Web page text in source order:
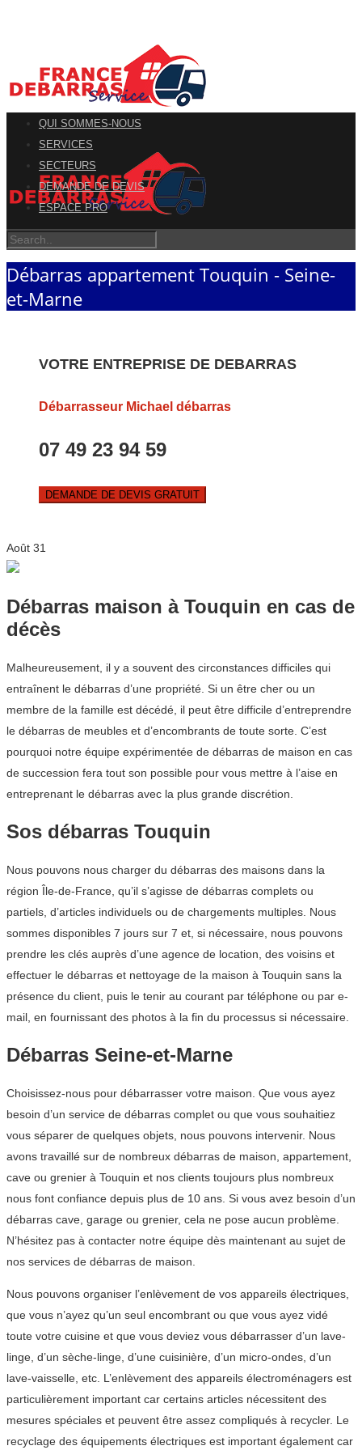
QUI SOMMES-NOUS
SERVICES
SECTEURS
DEMANDE DE DEVIS
ESPACE PRO
Débarras appartement Touquin - Seine-
et-Marne
VOTRE ENTREPRISE DE DEBARRAS
Débarrasseur Michael débarras
07 49 23 94 59
DEMANDE DE DEVIS GRATUIT
Août 31
Débarras maison à Touquin en cas de
décès
Malheureusement, il y a souvent des circonstances difficiles qui
entraînent le débarras d’une propriété. Si un être cher ou un
membre de la famille est décédé, il peut être difficile d’entreprendre
le débarras de meubles et d’encombrants de toute sorte. C’est
pourquoi notre équipe expérimentée de débarras de maison en cas
de succession fera tout son possible pour vous mettre à l’aise en
entreprenant le débarras avec la plus grande discrétion.
Sos débarras Touquin
Nous pouvons nous charger du débarras des maisons dans la
région Île-de-France, qu’il s’agisse de débarras complets ou
partiels, d’articles individuels ou de chargements multiples. Nous
sommes disponibles 7 jours sur 7 et, si nécessaire, nous pouvons
prendre les clés auprès d’une agence de location, des voisins et
effectuer le débarras et nettoyage de la maison à Touquin sans la
présence du client, puis le tenir au courant par téléphone ou par e-
mail, en fournissant des photos à la fin du processus si nécessaire.
Débarras Seine-et-Marne
Choisissez-nous pour débarrasser votre maison. Que vous ayez
besoin d’un service de débarras complet ou que vous souhaitiez
vous séparer de quelques objets, nous pouvons intervenir. Nous
avons travaillé sur de nombreux débarras de maison, appartement,
cave ou grenier à Touquin et nos clients toujours plus nombreux
nous font confiance depuis plus de 10 ans. Si vous avez besoin d’un
débarras cave, garage ou grenier, cela ne pose aucun problème.
N’hésitez pas à contacter notre équipe dès maintenant au sujet de
nos services de débarras de maison.
Nous pouvons organiser l’enlèvement de vos appareils électriques,
que vous n’ayez qu’un seul encombrant ou que vous ayez vidé
toute votre cuisine et que vous deviez vous débarrasser d’un lave-
linge, d’un sèche-linge, d’une cuisinière, d’un micro-ondes, d’un
lave-vaisselle, etc. L’enlèvement des appareils électroménagers est
particulièrement important car certains articles nécessitent des
mesures spéciales et peuvent être assez compliqués à recycler. Le
recyclage des équipements électriques est important également car